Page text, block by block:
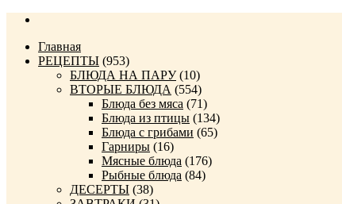
Главная
РЕЦЕПТЫ (953)
БЛЮДА НА ПАРУ(10)
ВТОРЫЕ БЛЮДА (554)
Блюда без мяса (71)
Блюда из птицы (134)
Блюда с грибами (65)
Гарниры (16)
Мясные блюда (176)
Рыбные блюда (84)
ДЕСЕРТЫ (38)